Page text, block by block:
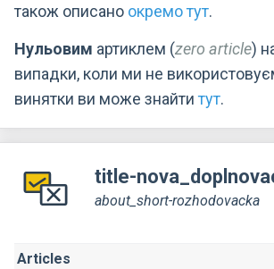
також описано окремо тут.
Нульовим артиклем (zero article)
випадки, коли ми не
винятки ви може знайтитут.
title-
about_short-rozhodovacka
Articles